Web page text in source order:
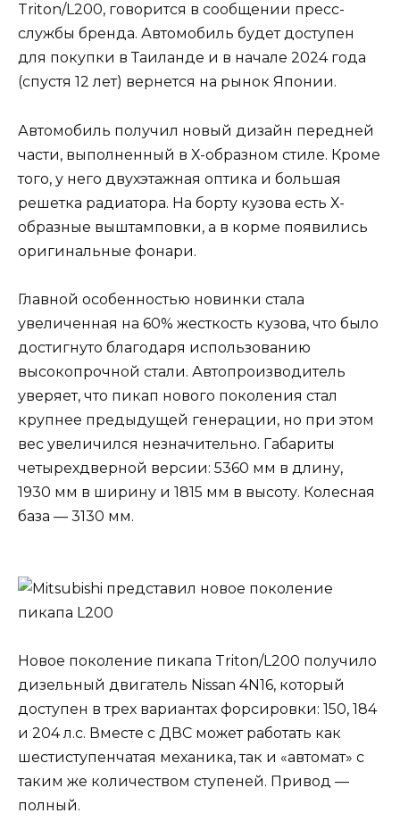
Triton/L200, говорится в сообщении пресс-
службы бренда. Автомобиль будет доступен
для покупки в Таиланде и в начале 2024 года
(спустя 12 лет) вернется на рынок Японии.
Автомобиль получил новый дизайн передней
части, выполненный в Х-образном стиле. Кроме
того, у него двухэтажная оптика и большая
решетка радиатора. На борту кузова есть Х-
образные выштамповки, а в корме появились
оригинальные фонари.
Главной особенностью новинки стала
увеличенная на 60% жесткость кузова, что было
достигнуто благодаря использованию
высокопрочной стали. Автопроизводитель
уверяет, что пикап нового поколения стал
крупнее предыдущей генерации, но при этом
вес увеличился незначительно. Габариты
четырехдверной версии: 5360 мм в длину,
1930 мм в ширину и 1815 мм в высоту. Колесная
база — 3130 мм.
Новое поколение пикапа Triton/L200 получило
дизельный двигатель Nissan 4N16, который
доступен в трех вариантах форсировки: 150, 184
и 204 л.с. Вместе с ДВС может работать как
шестиступенчатая механика, так и «автомат» с
таким же количеством ступеней. Привод —
полный.